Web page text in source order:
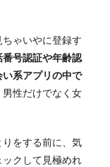
ちゃいやに登録す
番号認証や年齢認
系アプリの中で
男性だけでなく女
をする前に、気
クして見極めれ